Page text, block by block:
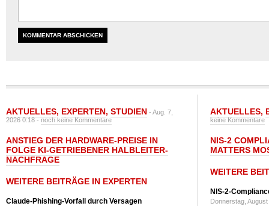
AKTUELLES, EXPERTEN, STUDIEN - Aug. 7,
2026 0:18 -noch keine Kommentare
ANSTIEG DER HARDWARE-PREISE IN
FOLGE KI-GETRIEBENER HALBLEITER-
NACHFRAGE
WEITERE BEITRÄGE IN EXPERTEN
Claude-Phishing-Vorfall durch Versagen
AKTUELLES,
keine Kommentare
NIS-2
MATTERS
WEITERE
NIS-2-
Donnerstag,